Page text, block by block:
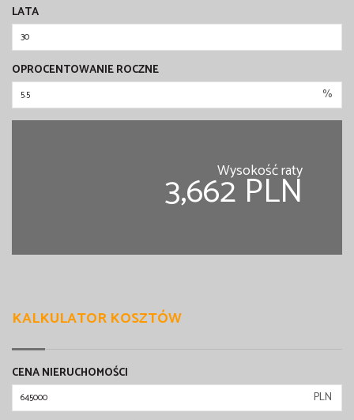
LATA
OPROCENTOWANIE ROCZNE
%
Wysokość raty
3,662 PLN
KALKULATOR KOSZTÓW
CENA NIERUCHOMOŚCI
PLN